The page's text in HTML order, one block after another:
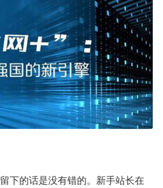
下的话是没有错的。新手站长在